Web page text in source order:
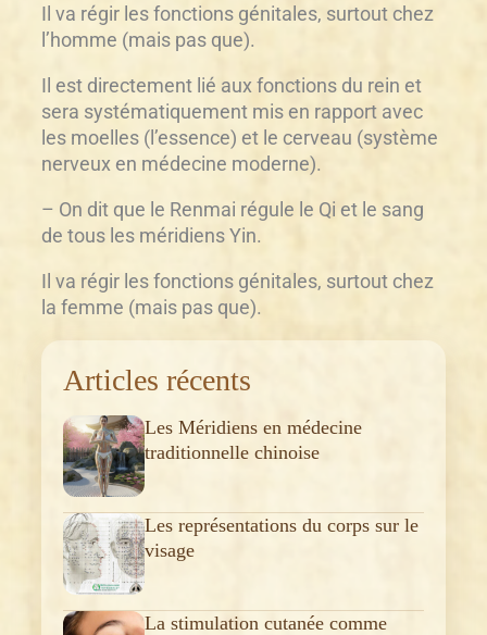
Il va régir les fonctions génitales, surtout chez
l’homme (mais pas que).
Il est directement lié aux fonctions du rein et
sera systématiquement mis en rapport avec
les moelles (l’essence) et le cerveau (système
nerveux en médecine moderne).
– On dit que le Renmai régule le Qi et le sang
de tous les méridiens Yin.
Il va régir les fonctions génitales, surtout chez
la femme (mais pas que).
Articles récents
Les Méridiens en médecine
traditionnelle chinoise
Les représentations du corps sur le
visage
La stimulation cutanée comme